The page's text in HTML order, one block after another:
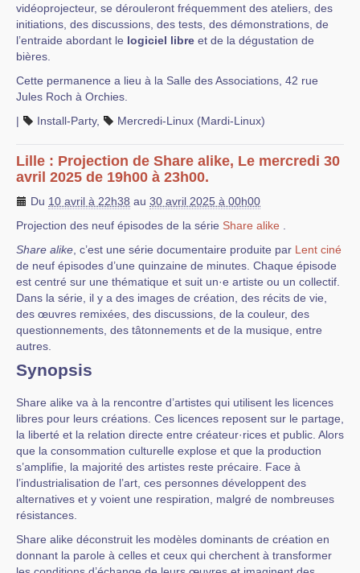
vidéoprojecteur, se dérouleront fréquemment des ateliers, des
initiations, des discussions, des tests, des démonstrations, de
l’entraide abordant le logiciel libre et de la dégustation de
bières.
Cette permanence a lieu à la Salle des Associations, 42 rue
Jules Roch à Orchies.
|
Install-Party, Mercredi-Linux (Mardi-Linux)
Lille : Projection de Share alike, Le mercredi 30
avril 2025 de 19h00 à 23h00.
Du 10 avril à 22h38 au 30 avril 2025 à 00h00
Projection des neuf épisodes de la série Share alike
Share alike , c’est une série documentaire produite par Lent ciné
de neuf épisodes d’une quinzaine de minutes. Chaque épisode
est centré sur une thématique et suit un·e artiste ou un collectif.
Dans la série, il y a des images de création, des récits de vie,
des œuvres remixées, des discussions, de la couleur, des
questionnements, des tâtonnements et de la musique, entre
autres.
Synopsis
Share alike va à la rencontre d’artistes qui utilisent les licences
libres pour leurs créations. Ces licences reposent sur le partage,
la liberté et la relation directe entre créateur·rices et public. Alors
que la consommation culturelle explose et que la production
s’amplifie, la majorité des artistes reste précaire. Face à
l’industrialisation de l’art, ces personnes développent des
alternatives et y voient une respiration, malgré de nombreuses
résistances.
Share alike déconstruit les modèles dominants de création en
donnant la parole à celles et ceux qui cherchent à transformer